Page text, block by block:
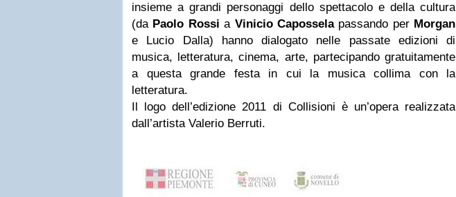
insieme a grandi personaggi dello spettacolo e della cultura
(da Paolo Rossi a Vinicio Caposselapassando per Morgan
e Lucio Dalla) hanno dialogato nelle passate edizioni di
musica, letteratura, cinema, arte, partecipando gratuitamente
a questa grande festa in cui la musica collima con la
letteratura.
Il logo dell’edizione 2011 di Collisioni è un’opera realizzata
dall’artista Valerio Berruti.